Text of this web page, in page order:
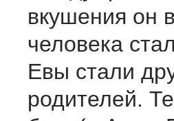
вкушения он
человека
Евы стали
родителей.